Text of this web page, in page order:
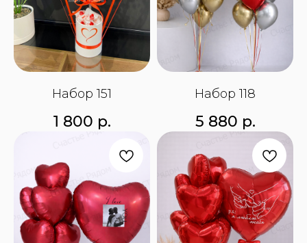
Набор 151
1 800 р.
Набор 118
5 880 р.